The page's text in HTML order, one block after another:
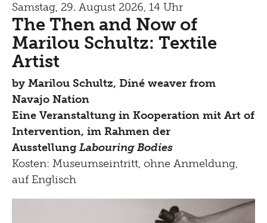
Samstag, 29. August 2026, 14 Uhr
The Then and Now of
Marilou Schultz: Textile
Artist
by Marilou Schultz, Diné weaver from
Navajo Nation
Eine Veranstaltung in Kooperation mit Art of
Intervention, im Rahmen der
Ausstellung Labouring Bodies
Kosten: Museumseintritt, ohne Anmeldung,
auf Englisch